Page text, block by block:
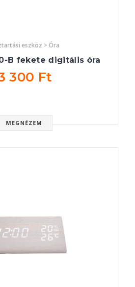
eszköz > Óra
B fekete digitális óra
300 Ft
MEGNÉZEM